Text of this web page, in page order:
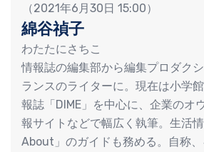
（2021年6月30日 15:00）
綿谷禎子
わたたにさちこ
情報誌の編集部から編集プロダク
ランスのライターに。現在は小学
報誌「DIME」を中心に、企業のオ
報サイトなどで幅広く執筆。生活
About」のガイドも務める。自称